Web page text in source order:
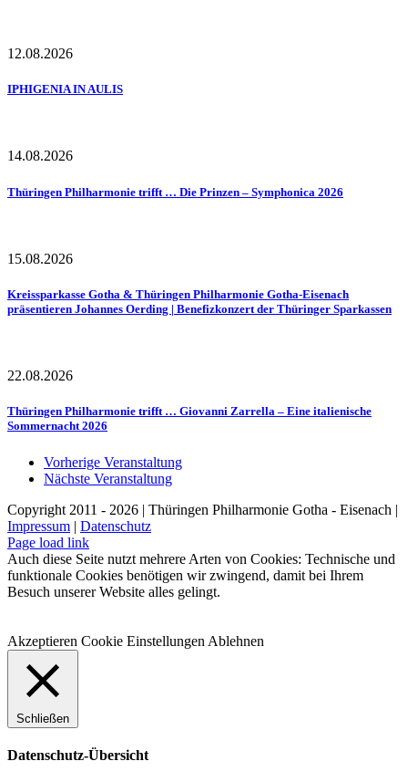
12.08.2026
IPHIGENIA IN AULIS
14.08.2026
Thüringen Philharmonie trifft … Die Prinzen – Symphonica 2026
15.08.2026
Kreissparkasse Gotha & Thüringen Philharmonie Gotha-Eisenach
präsentieren Johannes Oerding | Benefizkonzert der Thüringer Sparkassen
22.08.2026
Thüringen Philharmonie trifft … Giovanni Zarrella – Eine italienische
Sommernacht 2026
Vorherige Veranstaltung
Nächste Veranstaltung
Copyright 2011 - 2026 | Thüringen Philharmonie Gotha - Eisenach |
Impressum | Datenschutz
Facebook
Instagram
WhatsApp
YouTube
E-
Mail
Telefon
Page load link
Auch diese Seite nutzt mehrere Arten von Cookies: Technische und
funktionale Cookies benötigen wir zwingend, damit bei Ihrem
Besuch unserer Website alles gelingt.
Akzeptieren Cookie Einstellungen Ablehnen
Schließen
Datenschutz-Übersicht